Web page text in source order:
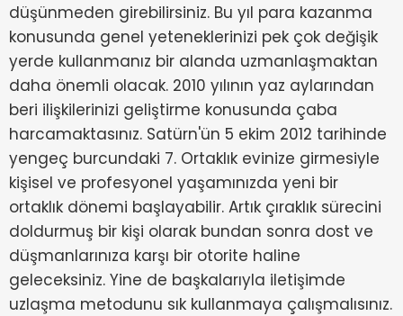
düşünmeden girebilirsiniz. Bu yıl para kazanma
konusunda genel yeteneklerinizi pek çok değişik
yerde kullanmanız bir alanda uzmanlaşmaktan
daha önemli olacak. 2010 yılının yaz aylarından
beri ilişkilerinizi geliştirme konusunda çaba
harcamaktasınız. Satürn'ün 5 ekim 2012 tarihinde
yengeç burcundaki 7. Ortaklık evinize girmesiyle
kişisel ve profesyonel yaşamınızda yeni bir
ortaklık dönemi başlayabilir. Artık çıraklık sürecini
doldurmuş bir kişi olarak bundan sonra dost ve
düşmanlarınıza karşı bir otorite haline
geleceksiniz. Yine de başkalarıyla iletişimde
uzlaşma metodunu sık kullanmaya çalışmalısınız.